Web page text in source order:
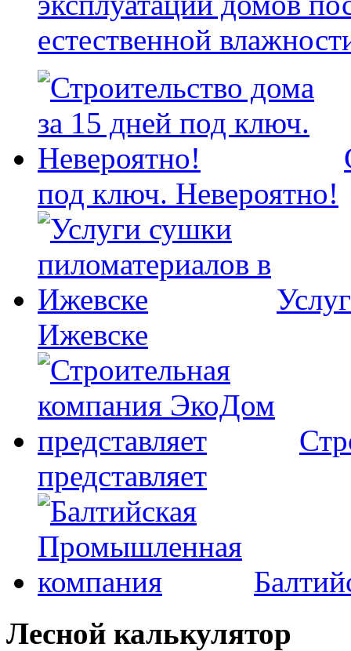
естественной
под ключ. Невероятно!
Ижевске
представляет
Лесной калькулятор